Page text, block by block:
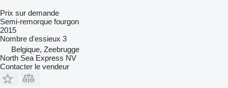
Prix sur demande
Semi-remorque fourgon
2015
Nombre d'essieux 3
Belgique, Zeebrugge
North Sea Express NV
Contacter le vendeur